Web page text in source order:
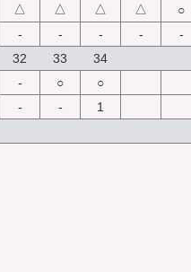
△ △ △ △ ○
- - - - -
32 33 34
- ○ ○
- -
1